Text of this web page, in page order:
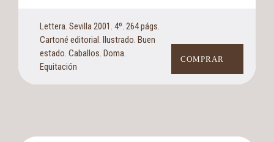
Lettera. Sevilla 2001. 4º. 264 págs.
Cartoné editorial. Ilustrado. Buen
estado. Caballos. Doma.
Equitación
COMPRAR